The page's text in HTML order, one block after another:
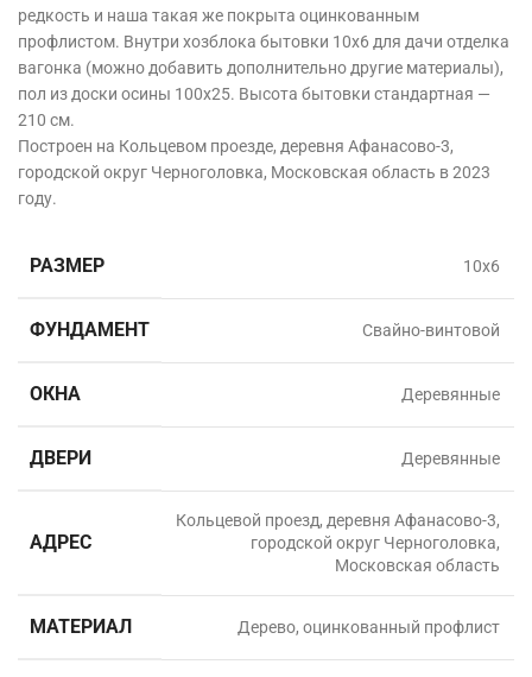
редкость и наша такая же покрыта оцинкованным
профлистом. Внутри хозблока бытовки 10х6 для дачи отделка
вагонка (можно добавить дополнительно другие материалы),
пол из доски осины 100х25. Высота бытовки стандартная —
210 см.
Построен на Кольцевом проезде, деревня Афанасово-3,
городской округ Черноголовка, Московская область в2023
году.
РАЗМЕР 10х6
ФУНДАМЕНТ Свайно-винтовой
ОКНА Деревянные
ДВЕРИ Деревянные
АДРЕС
Кольцевой проезд, деревня Афанасово-3,
городской округ Черноголовка,
Московская область
МАТЕРИАЛ Дерево, оцинкованный профлист